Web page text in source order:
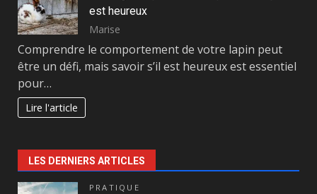
est heureux
Marise
Comprendre le comportement de votre lapin peut
être un défi, mais savoir s’il est heureux est essentiel
pour…
Lire l'article
LES DERNIERS ARTICLES
PRATIQUE